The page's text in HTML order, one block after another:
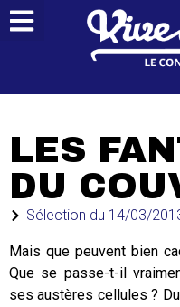
LES
DU
Sélection du 14/03/
Mais que peuvent bien
Que se passe-t-il
ses austères cellules ?